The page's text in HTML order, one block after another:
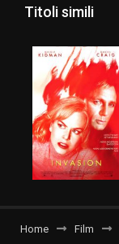
Titoli simili
Home Film